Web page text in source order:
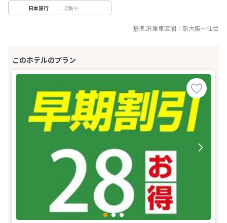
日本旅行 収集中
基準JR乗車区間： 新大阪～仙台